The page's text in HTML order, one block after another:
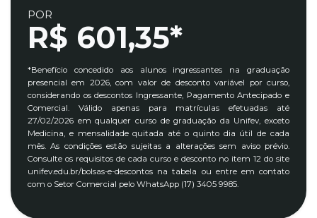
POR
R$ 601,35*
*Benefício concedido aos alunos ingressantes na graduação
presencial em 2026, com valor de desconto variável por curso,
considerando os descontos Ingressante, Pagamento Antecipado e
Comercial. Válido apenas para matrículas efetuadas até
27/02/2026 em qualquer curso de graduação da Unifev, exceto
Medicina, e mensalidade quitada até o quinto dia útil de cada
mês. As condições estão sujeitas a alterações sem aviso prévio.
Consulte os requisitos de cada curso e desconto no item 12 do site
unifev.edu.br/bolsas-e-descontos na tabela ou entre em contato
com o Setor Comercial pelo WhatsApp (17) 3405 9985.